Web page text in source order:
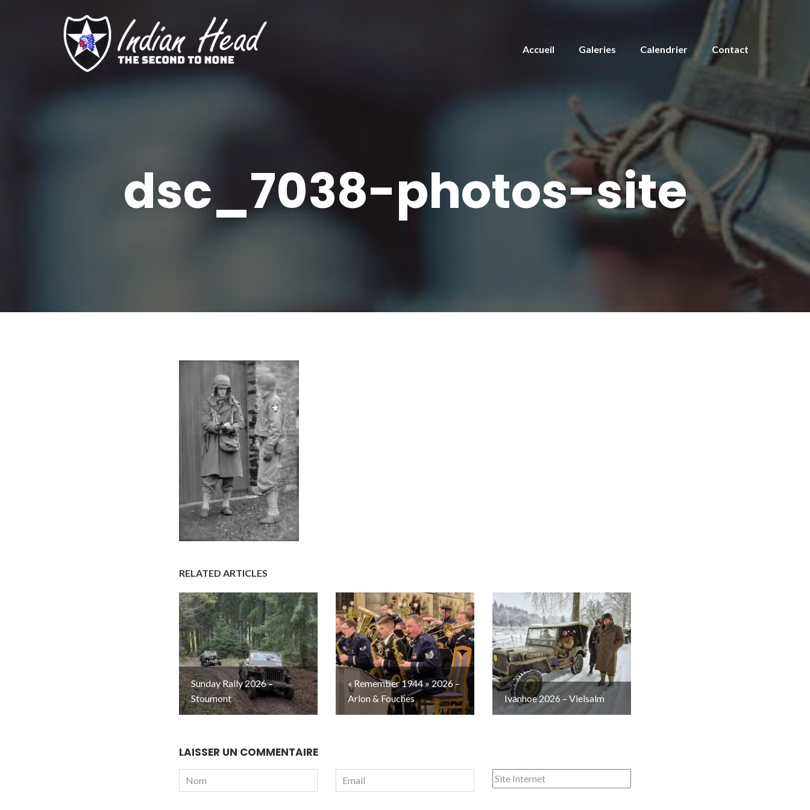
Accueil Galeries Calendrier Contact
dsc_7038-photos-site
RELATED ARTICLES
Sunday Rally 2026 –
Stoumont
« Remember 1944 » 2026 –
Arlon & Fouches
Ivanhoe 2026 – Vielsalm
LAISSER UN COMMENTAIRE